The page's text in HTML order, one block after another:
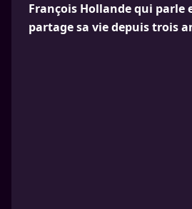
François Hollande qui parle
partage sa vie depuis trois